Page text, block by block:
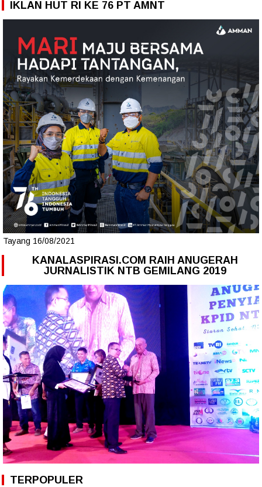
IKLAN HUT RI KE 76 PT AMNT
Tayang 16/08/2021
KANALASPIRASI.COM RAIH ANUGERAH
JURNALISTIK NTB GEMILANG 2019
TERPOPULER